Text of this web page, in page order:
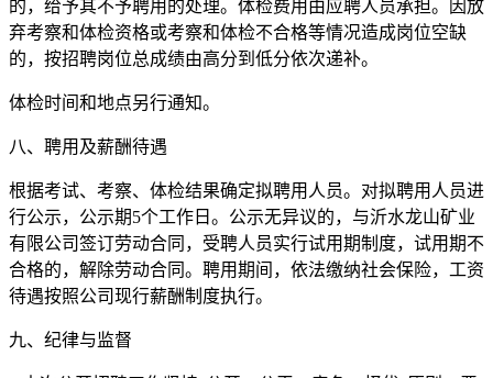
的，给予其不予聘用的处理。体检费用由应聘人员承担。因放
弃考察和体检资格或考察和体检不合格等情况造成岗位空缺
的，按招聘岗位总成绩由高分到低分依次递补。
体检时间和地点另行通知。
八、聘用及薪酬待遇
根据考试、考察、体检结果确定拟聘用人员。对拟聘用人员进
行公示，公示期5个工作日。公示无异议的，与沂水龙山矿业
有限公司签订劳动合同，受聘人员实行试用期制度，试用期不
合格的，解除劳动合同。聘用期间，依法缴纳社会保险，工资
待遇按照公司现行薪酬制度执行。
九、纪律与监督